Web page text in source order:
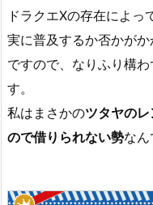
ドラクエXの存在によ
実に普及するか否かがか
ですので、なりふり構
す。
私はまさかのツタヤの
ので借りられない勢なん